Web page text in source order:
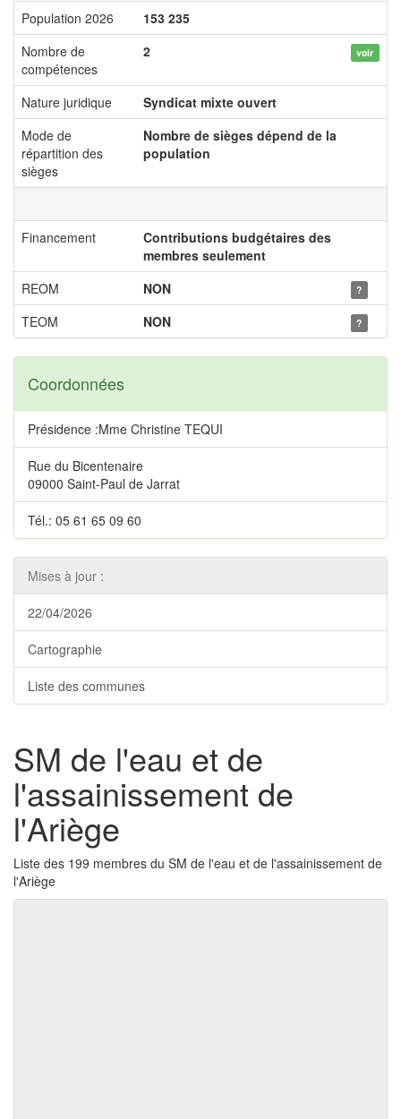
Population 2026
153 235
Nombre de
compétences
2 voir
Nature juridique
Syndicat mixte ouvert
Mode de
répartition des
sièges
Nombre de sièges dépend de la
population
Financement
Contributions budgétaires des
membres seulement
REOM
NON ?
TEOM NON ?
Coordonnées
Présidence :Mme Christine TEQUI
Rue du Bicentenaire
09000 Saint-Paul de Jarrat
Tél.: 05 61 65 09 60
Mises à jour :
22/04/2026
Cartographie
Liste des communes
SM de l'eau et de
l'assainissement de
l'Ariège
Liste des 199 membres du SM de l'eau et de l'assainissement de
l'Ariège